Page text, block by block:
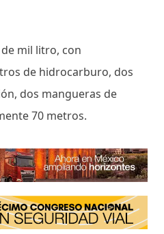
mil litro, con
de hidrocarburo, dos
dos mangueras de
70 metros.